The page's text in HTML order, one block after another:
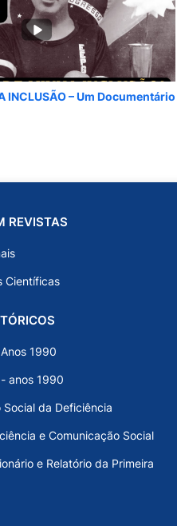
INCLUSÃO – Um Documentário
REVISTAS
Científicas
1990
anos 1990
da Deficiência
e Comunicação Social
e Relatório da Primeira